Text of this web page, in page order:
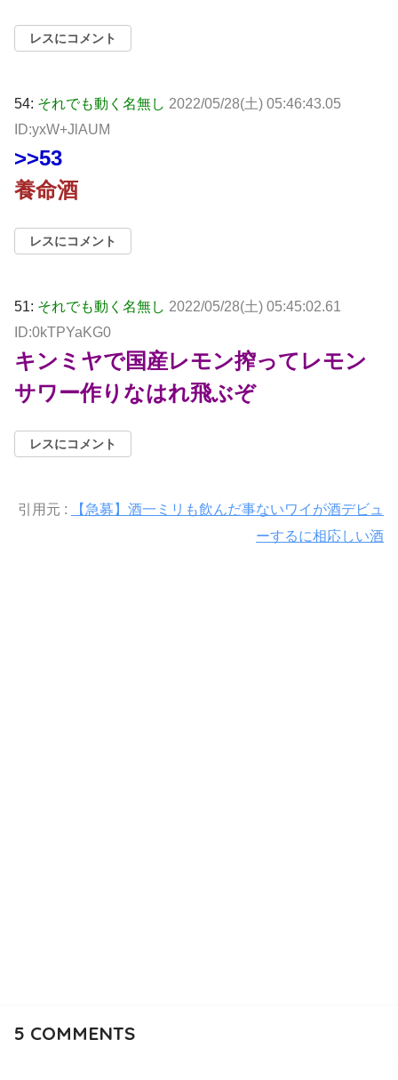
レスにコメント
54: それでも動く名無し 2022/05/28(土) 05:46:43.05
ID:yxW+JlAUM
>>53
養命酒
レスにコメント
51: それでも動く名無し 2022/05/28(土) 05:45:02.61
ID:0kTPYaKG0
キンミヤで国産レモン搾ってレモン
サワー作りなはれ飛ぶぞ
レスにコメント
引用元 :
【急募】酒一ミリも飲んだ事ないワイが酒デビュ
ーするに相応しい酒
5 COMMENTS